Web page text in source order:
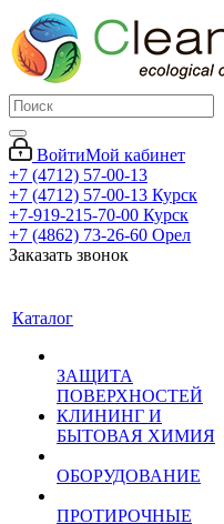
ВойтиМой кабинет
+7 (4712) 57-00-13
+7 (4712) 57-00-13 Курск
+7-919-215-70-00 Курск
+7 (4862) 73-26-60 Орел
Заказать звонок
Каталог
ЗАЩИТА
ПОВЕРХНОСТЕЙ
КЛИНИНГ И
БЫТОВАЯ ХИМИЯ
ОБОРУДОВАНИЕ
ПРОТИРОЧНЫЕ